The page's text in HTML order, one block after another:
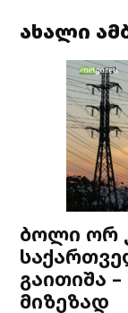
ახალი
ბოლი ორ
გაითიშა
მიზეზად